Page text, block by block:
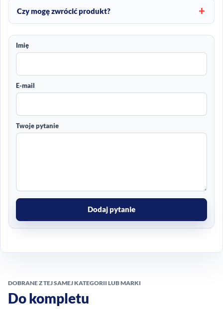
Czy mogę zwrócić produkt?
Imię
E-mail
Twoje pytanie
Dodaj pytanie
DOBRANE Z TEJ SAMEJ KATEGORII LUB MARKI
Do kompletu